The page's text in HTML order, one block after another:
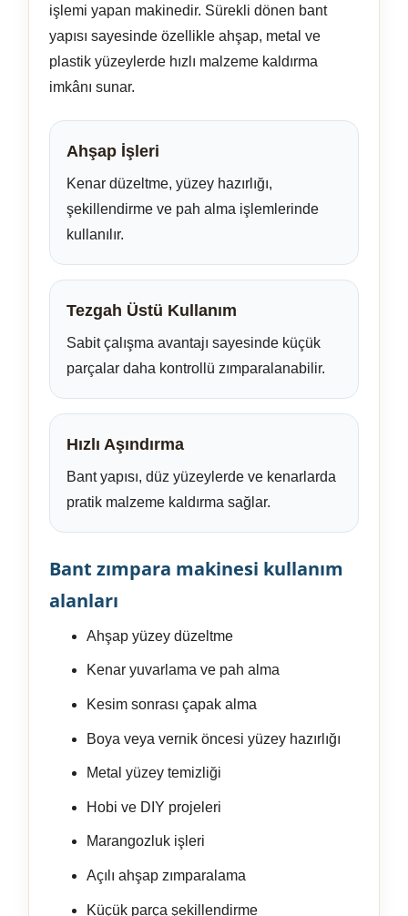
işlemi yapan makinedir. Sürekli dönen bant
yapısı sayesinde özellikle ahşap, metal ve
plastik yüzeylerde hızlı malzeme kaldırma
imkânı sunar.
Ahşap İşleri
Kenar düzeltme, yüzey hazırlığı,
şekillendirme ve pah alma işlemlerinde
kullanılır.
Tezgah Üstü Kullanım
Sabit çalışma avantajı sayesinde küçük
parçalar daha kontrollü zımparalanabilir.
Hızlı Aşındırma
Bant yapısı, düz yüzeylerde ve kenarlarda
pratik malzeme kaldırma sağlar.
Bant zımpara makinesi kullanım
alanları
Ahşap yüzey düzeltme
Kenar yuvarlama ve pah alma
Kesim sonrası çapak alma
Boya veya vernik öncesi yüzey hazırlığı
Metal yüzey temizliği
Hobi ve DIY projeleri
Marangozluk işleri
Açılı ahşap zımparalama
Küçük parça şekillendirme